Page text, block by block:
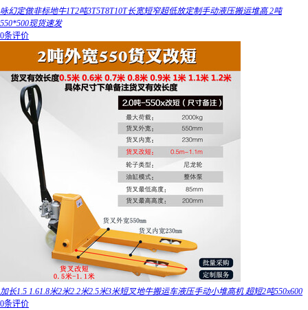
咏幻定做非标地牛1T2吨3T5T8T10T长宽短窄超低放定制手动液压搬运堆高 2吨
550*500现货速发
0条评价
加长1.5 1.61.8米2米2.2米2.5米3米短叉地牛搬运车液压手动小堆高机 超短2吨550x600
0条评价